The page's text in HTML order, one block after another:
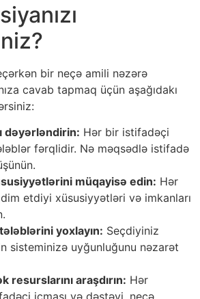
bir neçə amili nəzərə
cavab tapmaq üçün aşağıdakı
dəyərləndirin: Hər bir istifadəçi
fərqlidir. Nə məqsədlə istifadə
müqayisə edin: Hər
etdiyi xüsusiyyətləri və imkanları
yoxlayın: Seçdiyiniz
sisteminizə uyğunluğunu nəzarət
resurslarını araşdırın: Hər